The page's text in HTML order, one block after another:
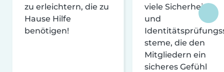
zu erleichtern, die zu
Hause Hilfe
benötigen!
viele Sicherheits-
und
steme, die den
Mitgliedern ein
sicheres Gefühl